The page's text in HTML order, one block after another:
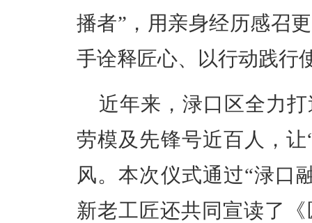
播者” ，用亲身经历感召
手诠释匠心、以行动践行
近年来，渌口区全力
劳模及先锋号近百人
，让
风。本次仪式通过“渌口
新老工匠还共同宣读了